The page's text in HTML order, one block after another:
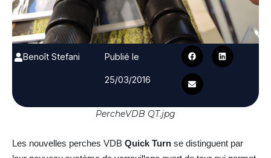
Benoît Stefani
Publié le
25/03/2016
PercheVDB QT.jpg
Les nouvelles perches VDB Quick Turn se distinguent par